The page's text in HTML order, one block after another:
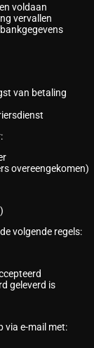
voldaan
vervallen
van betaling
overeengekomen)
volgende regels:
geleverd is
via e-mail met: